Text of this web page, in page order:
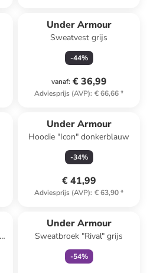
Under Armour
Sweatvest grijs
-44%
vanaf: € 36,99
Adviesprijs (AVP): € 66,66*
Under Armour
Hoodie "Icon" donkerblauw
-34%
€ 41,99
Adviesprijs (AVP): € 63,90*
Under Armour
Sweatbroek "Rival" grijs
-54%